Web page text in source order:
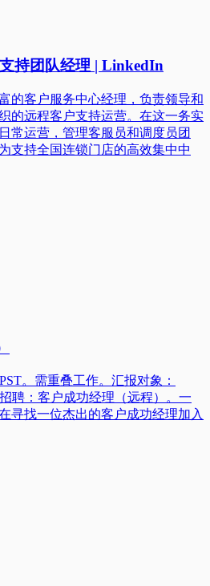
持团队经理 | LinkedIn
的客户服务中心经理，负责领导和
的远程客户支持运营。在这一务实
常运营，管理客服员和调度员团
支持全国连锁门店的高效集中中
。需重叠工作。汇报对象：
聘：客户成功经理（远程）。一
寻找一位杰出的客户成功经理加入